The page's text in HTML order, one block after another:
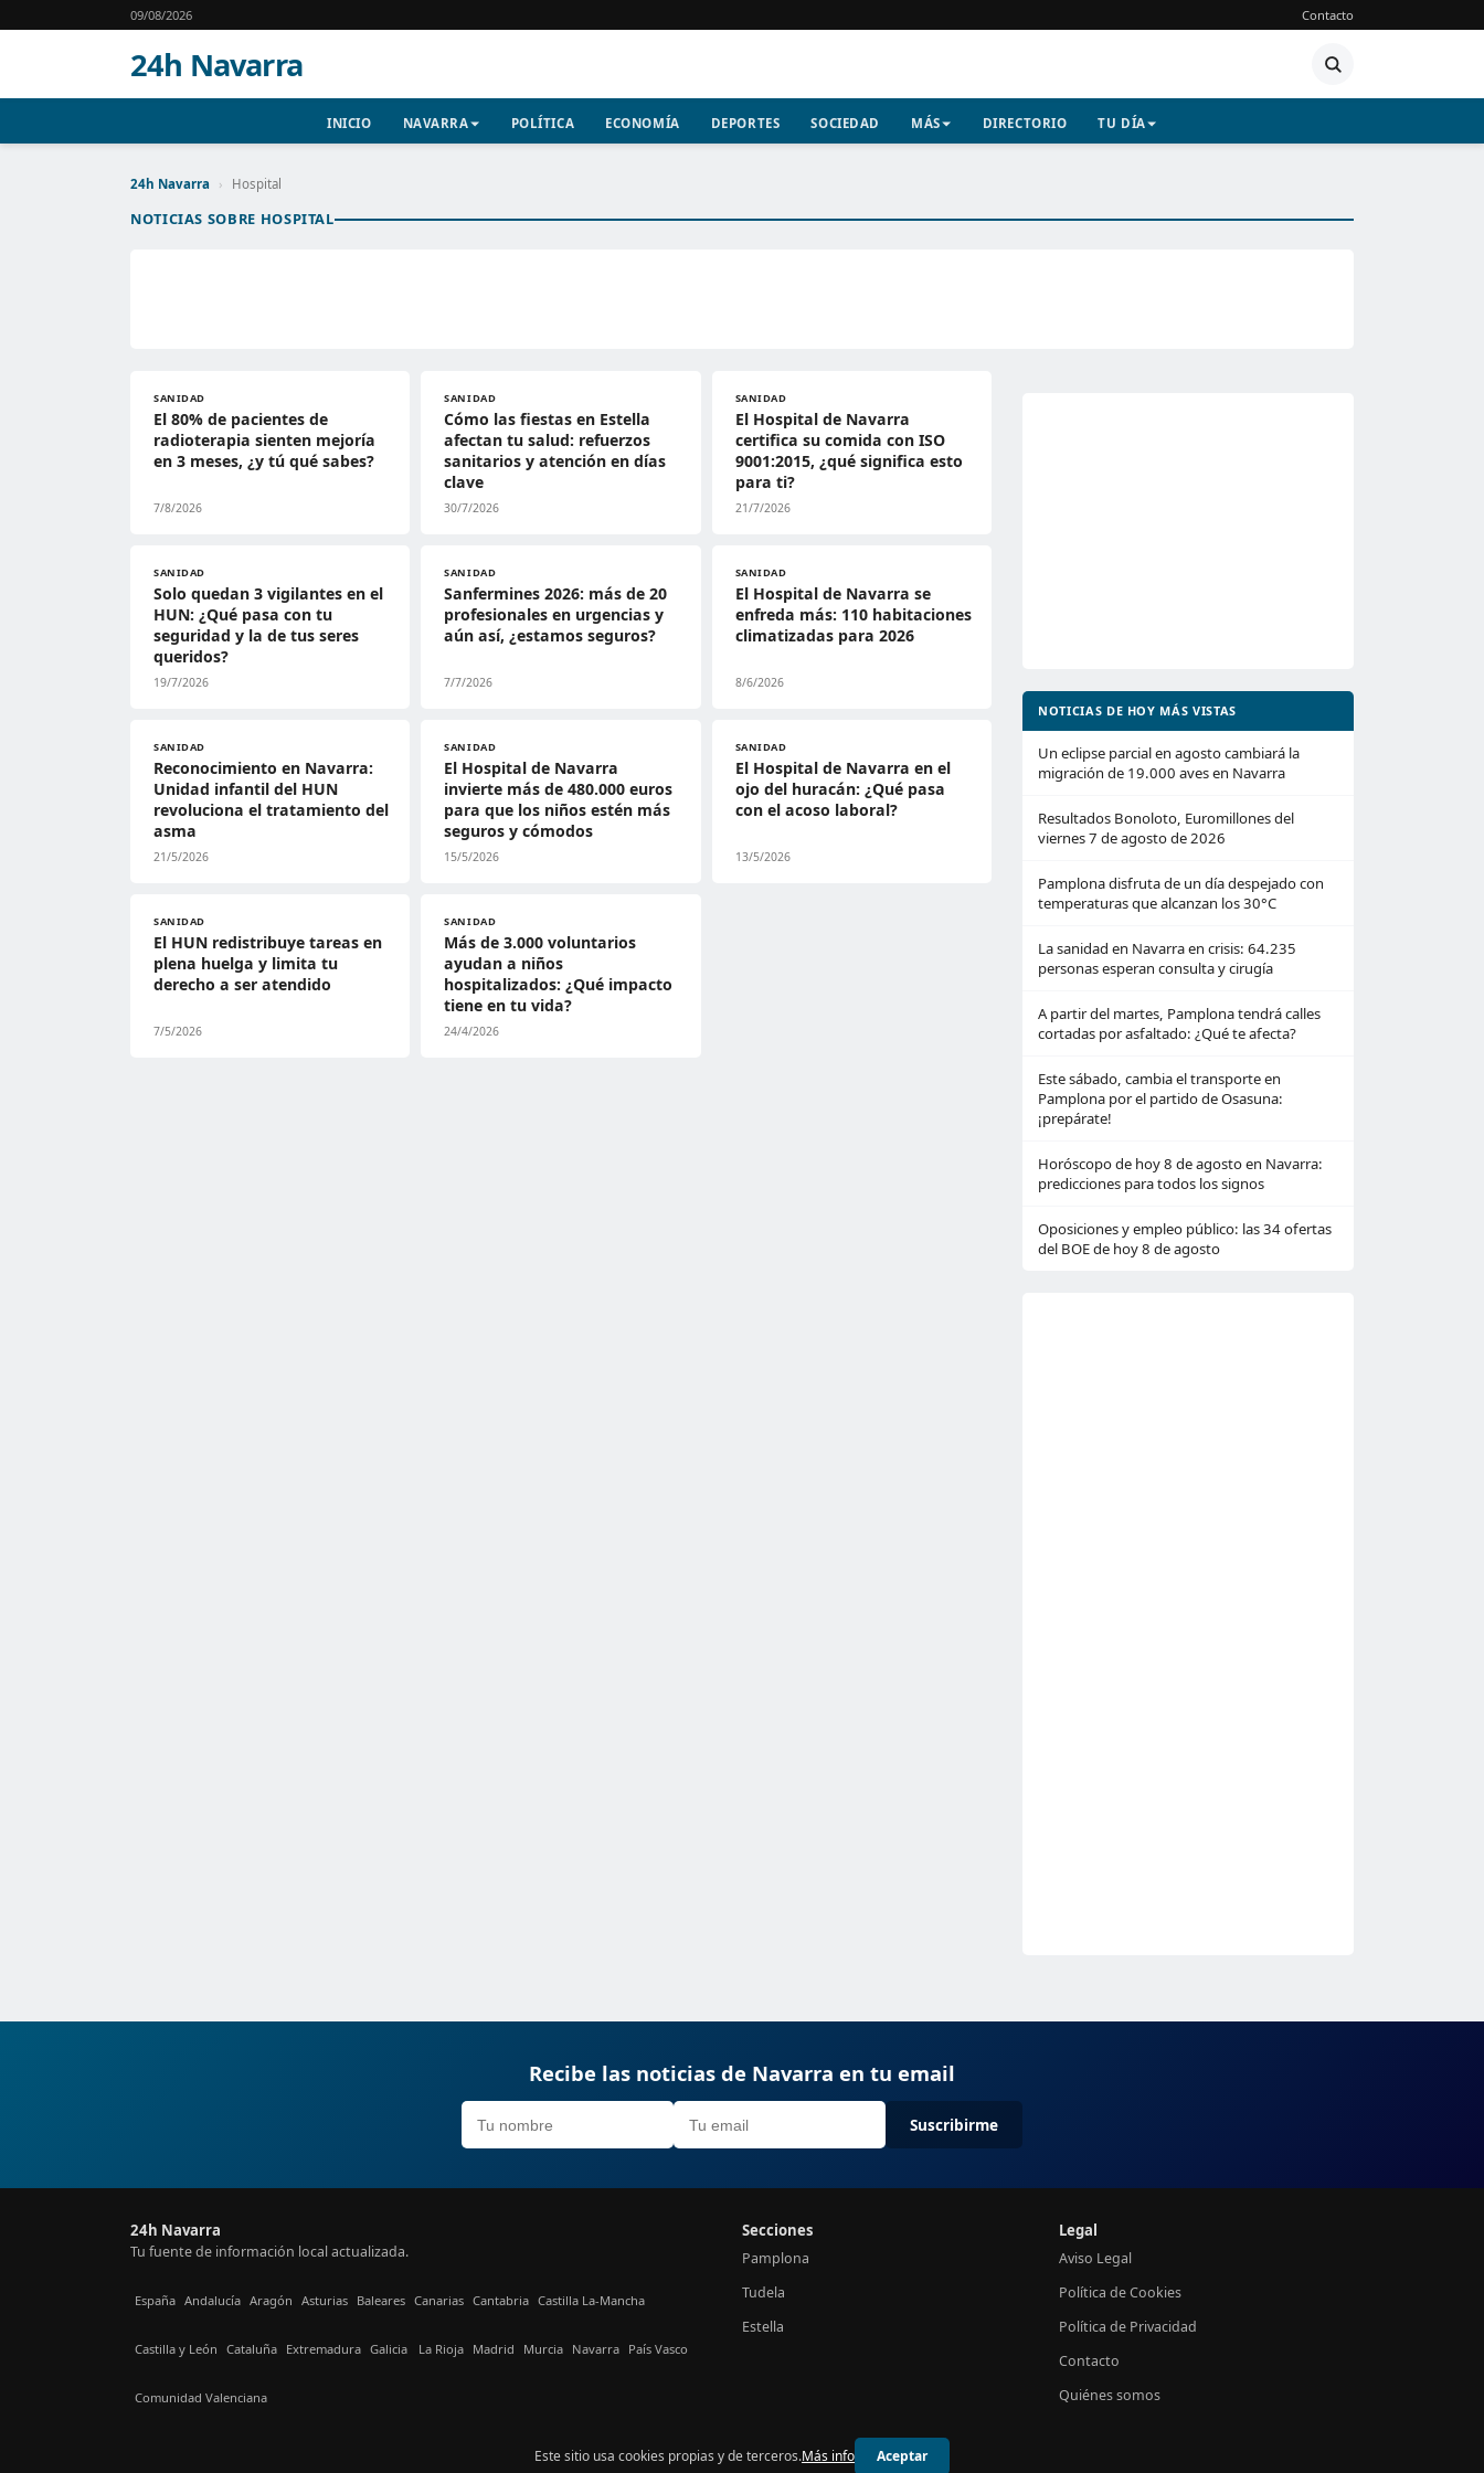
09/08/2026 Contacto
24h Navarra
INICIO NAVARRA POLÍTICA ECONOMÍA DEPORTES SOCIEDAD MÁS DIRECTORIO TU DÍA
24h Navarra › Hospital
NOTICIAS SOBRE HOSPITAL
SANIDAD
El 80% de pacientes de
radioterapia sienten mejoría
en 3 meses, ¿y tú qué sabes?
7/8/2026
SANIDAD
Cómo las fiestas en Estella
afectan tu salud: refuerzos
sanitarios y atención en días
clave
30/7/2026
SANIDAD
El Hospital de Navarra
certifica su comida con ISO
9001:2015, ¿qué significa esto
para ti?
21/7/2026
SANIDAD
Solo quedan 3 vigilantes en el
HUN: ¿Qué pasa con tu
seguridad y la de tus seres
queridos?
19/7/2026
SANIDAD
Sanfermines 2026: más de 20
profesionales en urgencias y
aún así, ¿estamos seguros?
7/7/2026
SANIDAD
El Hospital de Navarra se
enfreda más: 110 habitaciones
climatizadas para 2026
8/6/2026
SANIDAD
Reconocimiento en Navarra:
Unidad infantil del HUN
revoluciona el tratamiento del
asma
21/5/2026
SANIDAD
El Hospital de Navarra
invierte más de 480.000 euros
para que los niños estén más
seguros y cómodos
15/5/2026
SANIDAD
El Hospital de Navarra en el
ojo del huracán: ¿Qué pasa
con el acoso laboral?
13/5/2026
SANIDAD
El HUN redistribuye tareas en
plena huelga y limita tu
derecho a ser atendido
7/5/2026
SANIDAD
Más de 3.000 voluntarios
ayudan a niños
hospitalizados: ¿Qué impacto
tiene en tu vida?
24/4/2026
NOTICIAS DE HOY MÁS VISTAS
Un eclipse parcial en agosto cambiará la
migración de 19.000 aves en Navarra
Resultados Bonoloto, Euromillones del
viernes 7 de agosto de 2026
Pamplona disfruta de un día despejado con
temperaturas que alcanzan los 30°C
La sanidad en Navarra en crisis: 64.235
personas esperan consulta y cirugía
A partir del martes, Pamplona tendrá calles
cortadas por asfaltado: ¿Qué te afecta?
Este sábado, cambia el transporte en
Pamplona por el partido de Osasuna:
¡prepárate!
Horóscopo de hoy 8 de agosto en Navarra:
predicciones para todos los signos
Oposiciones y empleo público: las 34 ofertas
del BOE de hoy 8 de agosto
Recibe las noticias de Navarra en tu email
Suscribirme
24h Navarra
Tu fuente de información local actualizada.
España Andalucía Aragón Asturias Baleares Canarias Cantabria Castilla La-Mancha
Castilla y León Cataluña Extremadura Galicia La Rioja Madrid Murcia Navarra País Vasco
Comunidad Valenciana
Secciones
Pamplona
Tudela
Estella
Legal
Aviso Legal
Política de Cookies
Política de Privacidad
Contacto
Quiénes somos
© 2026 24h Navarra
Este sitio usa cookies propias y de terceros.Más info Aceptar